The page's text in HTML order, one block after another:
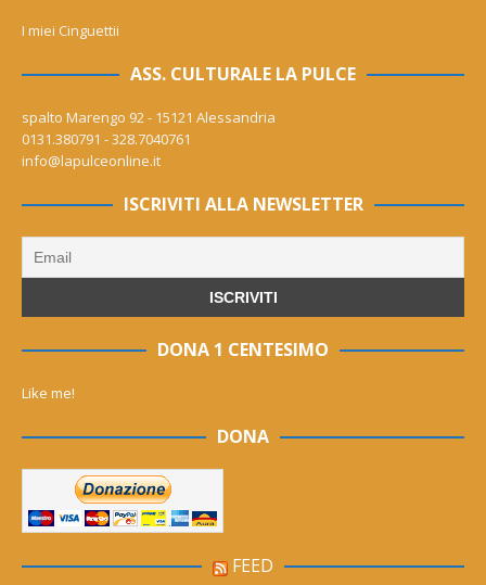
I miei Cinguettii
ASS. CULTURALE LA PULCE
spalto Marengo 92 - 15121 Alessandria
0131.380791 - 328.7040761
info@lapulceonline.it
ISCRIVITI ALLA NEWSLETTER
DONA 1 CENTESIMO
Like me!
DONA
FEED